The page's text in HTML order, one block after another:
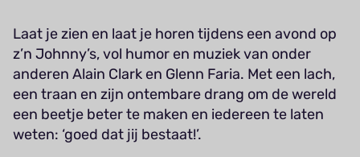
Laat je zien en laat je horen tijdens een avond op
z’n Johnny’s, vol humor en muziek van onder
anderen Alain Clark en Glenn Faria. Met een lach,
een traan en zijn ontembare drang om de wereld
een beetje beter te maken en iedereen te laten
weten: ‘goed dat jij bestaat!’.